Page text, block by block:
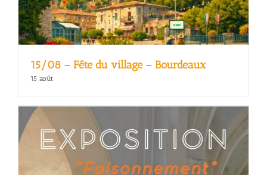
15/08 – Fête du village – Bourdeaux
15 août